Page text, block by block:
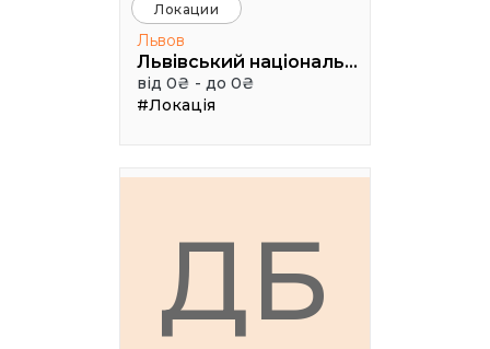
Локации
Львов
Львівський національний академічний театр опери та балету імені Соломії Крушельницької
від 0₴ - до 0₴
#Локація
ДБ